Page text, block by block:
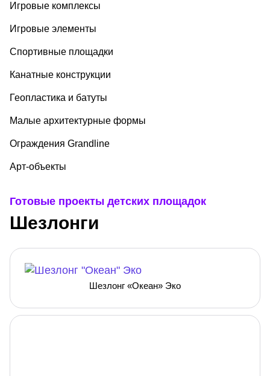
Игровые комплексы
Игровые элементы
Спортивные площадки
Канатные конструкции
Геопластика и батуты
Малые архитектурные формы
Ограждения Grandline
Арт-объекты
Готовые проекты детских площадок
Шезлонги
Шезлонг «Океан» Эко